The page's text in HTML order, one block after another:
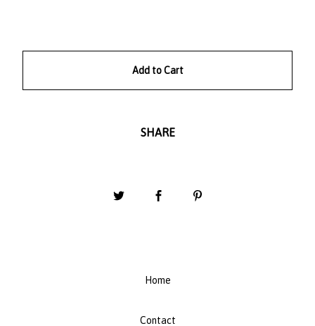
Add to Cart
SHARE
Home
Contact